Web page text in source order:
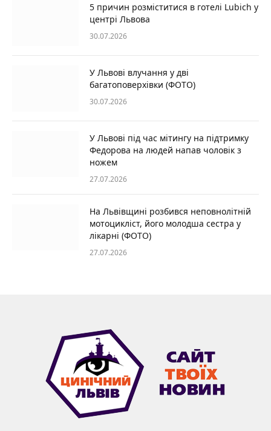
5 причин розміститися в готелі Lubich у
центрі Львова
30.07.2026
У Львові влучання у дві
багатоповерхівки (ФОТО)
30.07.2026
У Львові під час мітингу на підтримку
Федорова на людей напав чоловік з
ножем
27.07.2026
На Львівщині розбився неповнолітній
мотоцикліст, його молодша сестра у
лікарні (ФОТО)
27.07.2026